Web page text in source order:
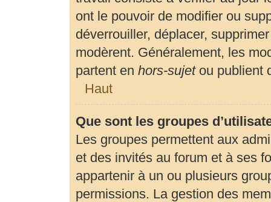
ont le pouvoir de modifier ou
déverrouiller, déplacer,
modèrent. Généralement, les
partent en hors-sujetou publient
Haut
Que sont les groupes
Les groupes permettent aux
et des invités au forum et à ses
appartenir à un ou plusieurs
permissions. La gestion des